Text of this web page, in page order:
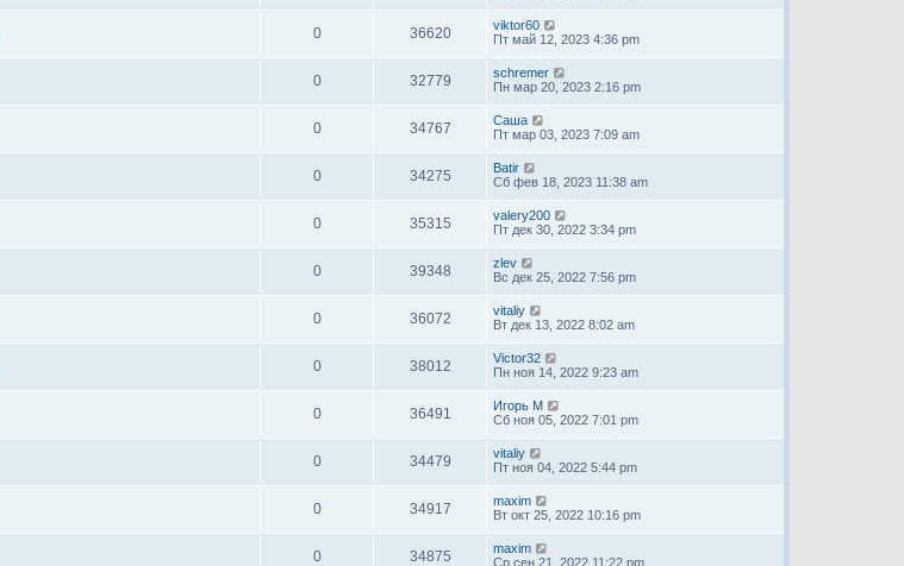
0 36620
viktor60
Пт май 12, 2023 4:36 pm
0 32779
schremer
Пн мар 20, 2023 2:16 pm
0 34767
Саша
Пт мар 03, 2023 7:09 am
0 34275
Batir
Сб фев 18, 2023 11:38 am
0 35315
valery200
Пт дек 30, 2022 3:34 pm
0 39348
zlev
Вс дек 25, 2022 7:56 pm
0 36072
vitaliy
Вт дек 13, 2022 8:02 am
0 38012
Victor32
Пн ноя 14, 2022 9:23 am
0 36491
Игорь М
Сб ноя 05, 2022 7:01 pm
0 34479
vitaliy
Пт ноя 04, 2022 5:44 pm
0 34917
maxim
Вт окт 25, 2022 10:16 pm
0 34875
maxim
Ср сен 21, 2022 11:22 pm